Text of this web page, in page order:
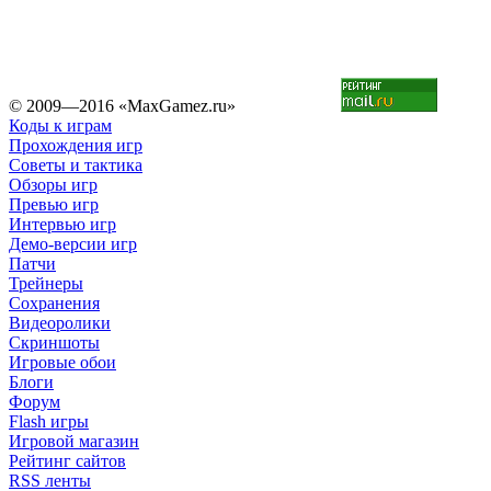
© 2009—2016 «MaxGamez.ru»
Коды к играм
Прохождения игр
Советы и тактика
Обзоры игр
Превью игр
Интервью игр
Демо-версии игр
Патчи
Трейнеры
Сохранения
Видеоролики
Скриншоты
Игровые обои
Блоги
Форум
Flash игры
Игровой магазин
Рейтинг сайтов
RSS ленты